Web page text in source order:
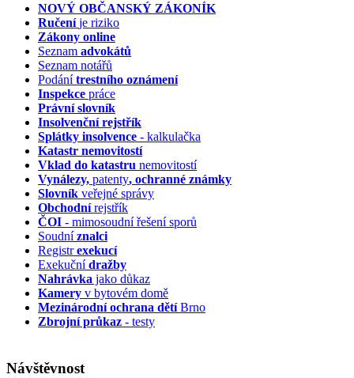
NOVÝ OBČANSKÝ ZÁKONÍK
Ručeníje riziko
Zákony online
Seznam advokátů
Seznam notářů
Podánítrestního oznámení
Inspekce práce
Právní slovník
Insolvenčnírejstřík
Splátky insolvence - kalkulačka
Katastr nemovitostí
Vklad do katastru nemovitostí
Vynálezy, patenty, ochranné známky
Slovník veřejné správy
Obchodnírejstřík
ČOI - mimosoudní řešení sporů
Soudníznalci
Registrexekucí
Exekučnídražby
Nahrávka jako důkaz
Kamery v bytovém domě
Mezinárodní ochrana dětíBrno
Zbrojní průkaz - testy
Návštěvnost